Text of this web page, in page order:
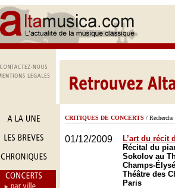
CRITIQUES DE CONCERTS / Recherche
01/12/2009
L’art du récit
Récital du
Sokolov au
Champs-
Théâtre des
Paris